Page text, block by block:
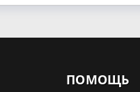
ПОМОЩЬ